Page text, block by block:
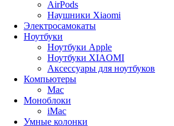
AirPods
Наушники Xiaomi
Электросамокаты
Ноутбуки
Ноутбуки Apple
Ноутбуки XIAOMI
Аксессуары для ноутбуков
Компьютеры
Mac
Моноблоки
iMac
Умные колонки